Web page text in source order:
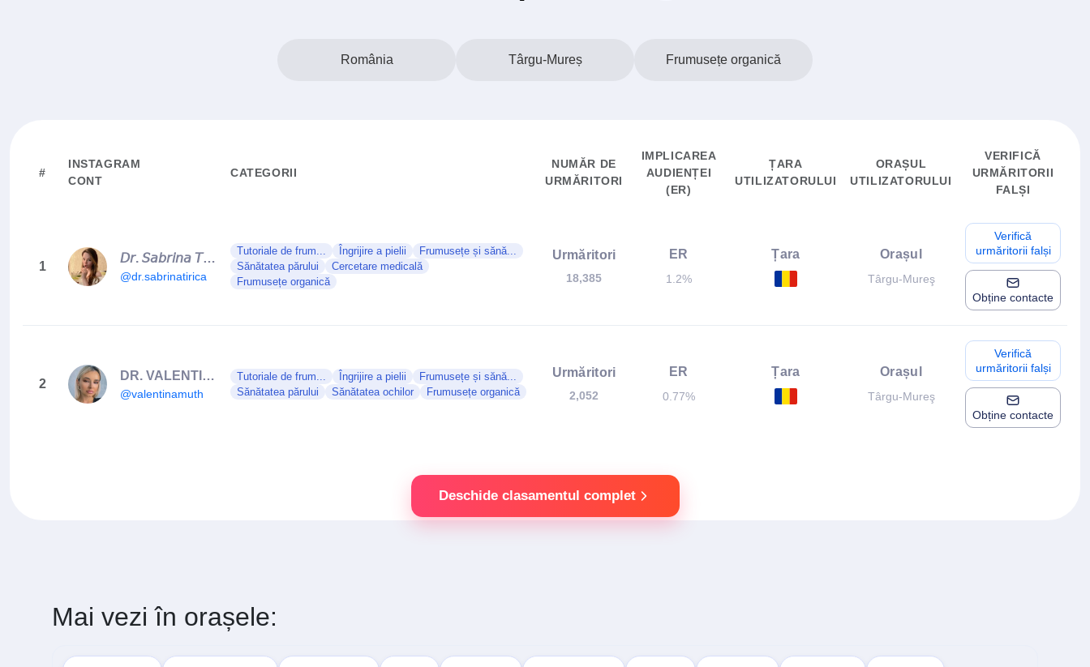
România Târgu-Mureș Frumusețe organică
#
INSTAGRAM
CONT
CATEGORII
NUMĂR DE
URMĂRITORI
IMPLICAREA
AUDIENȚEI
(ER)
ȚARA
UTILIZATORULUI
ORAȘUL
UTILIZATORULUI
VERIFICĂ
URMĂRITORII
FALȘI
1
𝘋𝘳. 𝘚𝘢𝘣𝘳𝘪𝘯𝘢 𝘛𝘪𝘳𝘪𝘤𝘢 ♡ 𝘋𝘦𝘳𝘮𝘢𝘵𝘰𝘭𝘰𝘨𝘪𝘦
@dr.sabrinatirica
Tutoriale de frum... Îngrijire a pielii
Frumusețe și sănă...
Sănătatea părului
Cercetare medicală
Frumusețe organică
Urmăritori
18,385
ER
1.2%
Țara Orașul
Târgu-Mureş
Verifică
urmăritorii falși
Obține contacte
2
DR. VALENTINA MUTH
@valentinamuth
Tutoriale de frum... Îngrijire a pielii
Frumusețe și sănă...
Sănătatea părului
Sănătatea ochilor Frumusețe organică
Urmăritori
2,052
ER
0.77%
Țara Orașul
Târgu-Mureş
Verifică
urmăritorii falși
Obține contacte
Deschide clasamentul complet
Mai vezi în orașele: